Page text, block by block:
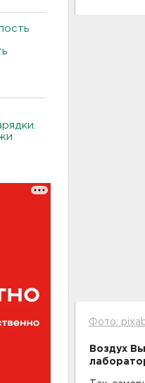
Фото:
Воздух